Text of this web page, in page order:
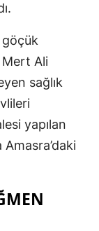
göçük
Mert Ali
sağlık
yapılan